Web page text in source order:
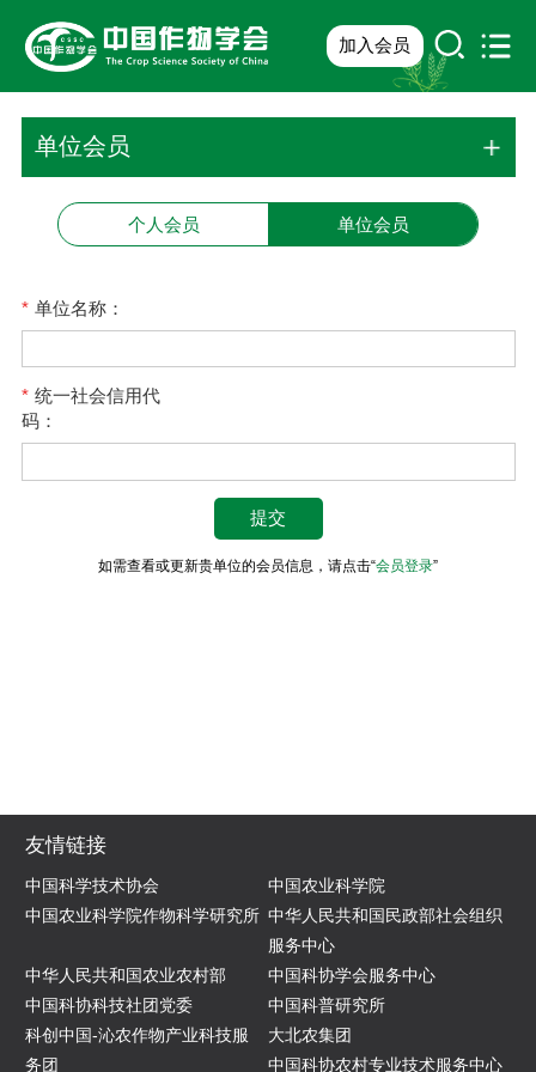
加入会员
单位会员
个人会员 单位会员
* 单位名称：
* 统一社会信用代
码：
提交
如需查看或更新贵单位的会员信息，请点击“会员登录”
友情链接
中国科学技术协会
中国农业科学院
中国农业科学院作物科学研究所 中华人民共和国民政部社会组织
服务中心
中华人民共和国农业农村部
中国科协学会服务中心
中国科协科技社团党委
中国科普研究所
科创中国-沁农作物产业科技服
务团
大北农集团
中国科协农村专业技术服务中心